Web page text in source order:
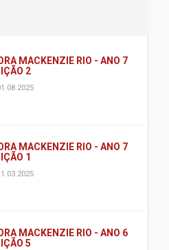
MACKENZIE RIO - ANO 7
2
MACKENZIE RIO - ANO 7
1
MACKENZIE RIO - ANO 6
5